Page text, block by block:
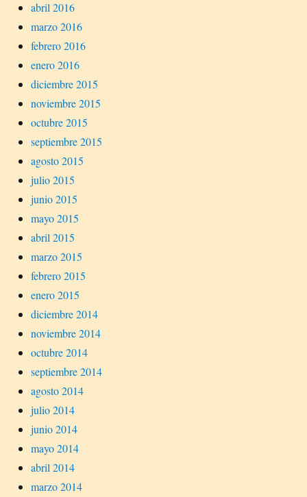
abril 2016
marzo 2016
febrero 2016
enero 2016
diciembre 2015
noviembre 2015
octubre 2015
septiembre 2015
agosto 2015
julio 2015
junio 2015
mayo 2015
abril 2015
marzo 2015
febrero 2015
enero 2015
diciembre 2014
noviembre 2014
octubre 2014
septiembre 2014
agosto 2014
julio 2014
junio 2014
mayo 2014
abril 2014
marzo 2014